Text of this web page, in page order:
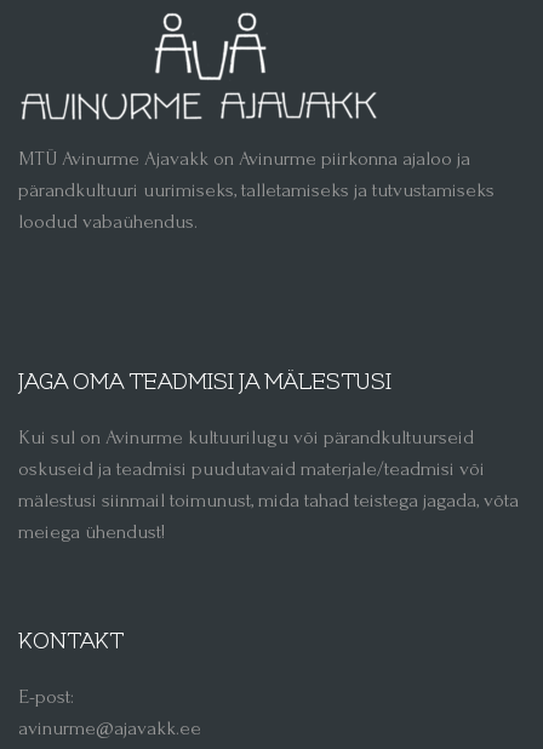
MTÜ Avinurme Ajavakk on Avinurme piirkonna ajaloo ja
pärandkultuuri uurimiseks, talletamiseks ja tutvustamiseks
loodud vabaühendus.
JAGA OMA TEADMISI JA MÄLESTUSI
Kui sul on Avinurme kultuurilugu või pärandkultuurseid
oskuseid ja teadmisi puudutavaid materjale/teadmisi või
mälestusi siinmail toimunust, mida tahad teistega jagada, võta
meiega ühendust!
KONTAKT
E-post:
avinurme@ajavakk.ee